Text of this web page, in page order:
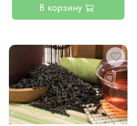
В корзину